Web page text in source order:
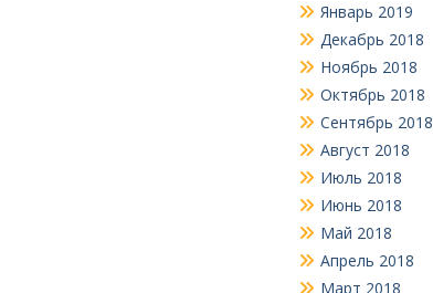
Январь 2019
Декабрь 2018
Ноябрь 2018
Октябрь 2018
Сентябрь 2018
Август 2018
Июль 2018
Июнь 2018
Май 2018
Апрель 2018
Март 2018